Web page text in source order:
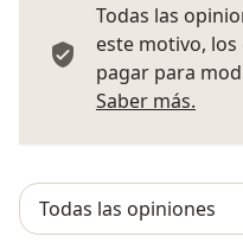
Todas las
este motivo,
pagar para
Saber más.